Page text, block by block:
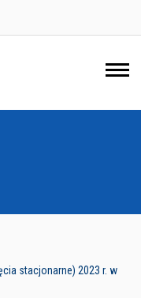
stacjonarne) 2023 r. w
Sączu